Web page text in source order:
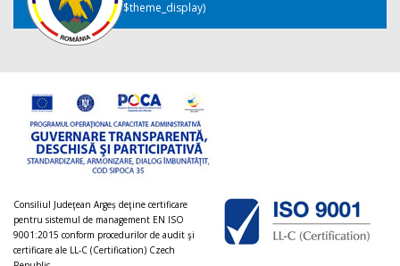
$theme_display)
Consiliul Judeţean Argeș deţine certificare
pentru sistemul de management EN ISO
9001:2015 conform procedurilor de audit şi
certificare ale LL-C (Certification) Czech